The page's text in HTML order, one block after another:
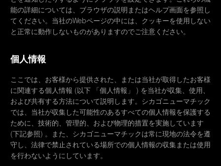
能の詳細については、ブラウザの説明またはヘルプ画面を参照し
てください。当社のWebページの中には、クッキーを使用しない
と正常に動作しないものがありますのでご注意ください。
個人情報
ここでは、お客様から提供された、または当社が取得したお客様
に関連する個人情報 (以下 「個人情報」 ) を当社が収集、使用、
および共有する方法について説明します。シカゴニューマチック
では、当社が収集した可能性のあるすべての個人情報を保護する
ために、技術的、管理的、および物理的措置を実施しています
(下記参照) 。また、シカゴニューマチックは常に現地の法令を遵
守し、法律で禁止されている場所での個人情報の収集または使用
を行わないようにしています。